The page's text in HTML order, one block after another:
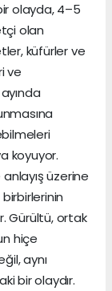
olayda, 4–5
olan
küfürler ve
ve
koyuyor.
anlayış üzerine
birbirlerinin
Gürültü, ortak
hiçe
aynı
bir olaydır.